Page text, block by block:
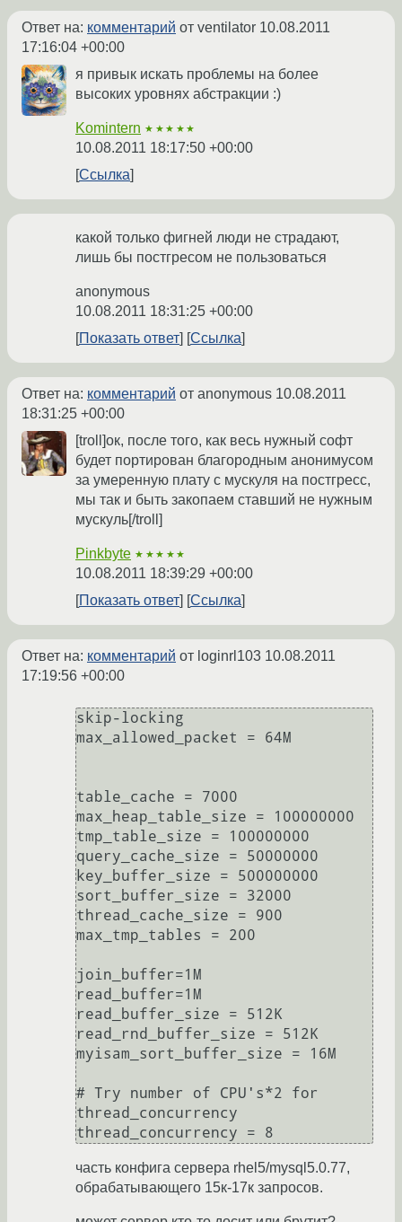
Ответ на: комментарий от ventilator 10.08.2011
17:16:04 +00:00
я привык искать проблемы на более
высоких уровнях абстракции :)
Komintern ★★★★★
10.08.2011 18:17:50 +00:00
Ссылка
какой только фигней люди не страдают,
лишь бы постгресом не пользоваться
anonymous
10.08.2011 18:31:25 +00:00
Показать ответ
Ссылка
Ответ на: комментарий от anonymous 10.08.2011
18:31:25 +00:00
[troll]ок, после того, как весь нужный софт
будет портирован благородным анонимусом
за умеренную плату с мускуля на постгресс,
мы так и быть закопаем ставший не нужным
мускуль[/troll]
Pinkbyte ★★★★★
10.08.2011 18:39:29 +00:00
Показать ответ
Ссылка
Ответ на: комментарий от loginrl103 10.08.2011
17:19:56 +00:00
skip-locking
max_allowed_packet = 64M
table_cache = 7000
max_heap_table_size = 100000000
tmp_table_size = 100000000
query_cache_size = 50000000
key_buffer_size = 500000000
sort_buffer_size = 32000
thread_cache_size = 900
max_tmp_tables = 200
join_buffer=1M
read_buffer=1M
read_buffer_size = 512K
read_rnd_buffer_size = 512K
myisam_sort_buffer_size = 16M
# Try number of CPU's*2 for
thread_concurrency
часть конфига сервера rhel5/mysql5.0.77,
обрабатывающего 15к-17к запросов.